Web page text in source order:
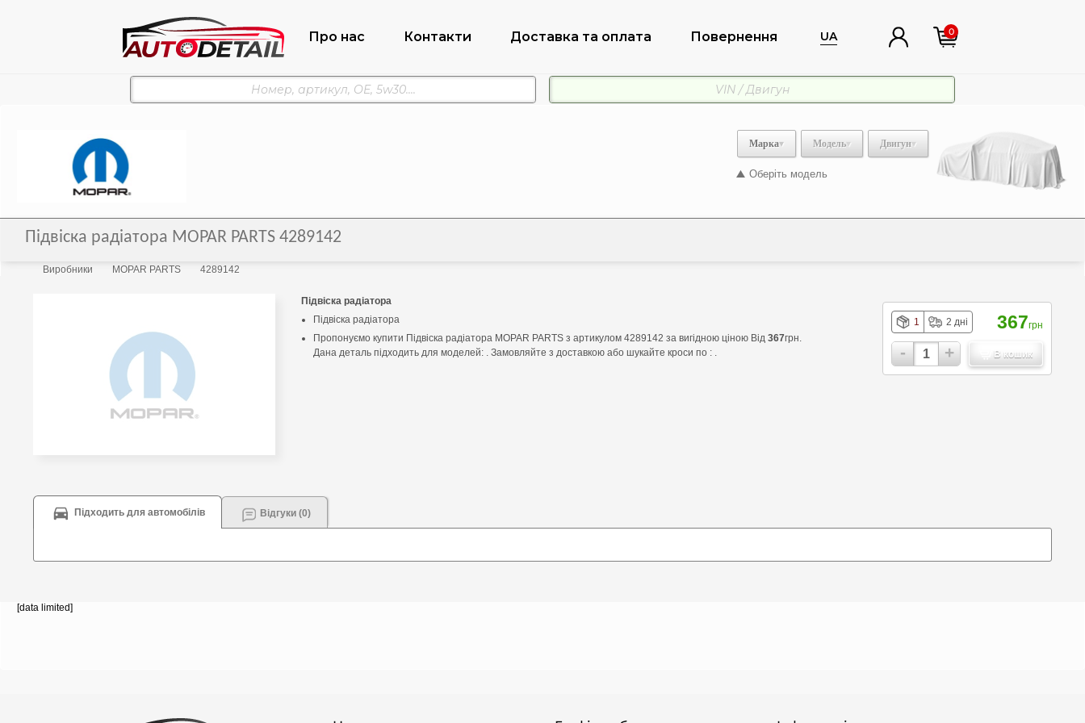
Про нас Контакти Доставка та оплата Повернення UA 0
Марка Модель Двигун
Оберіть модель
Підвіска радіатора MOPAR PARTS 4289142
Виробники MOPAR PARTS 4289142
Підвіска радіатора
Підвіска радіатора
Пропонуємо купити Підвіска радіатора MOPAR PARTS з артикулом 4289142 за вигідною ціною Від 367грн.
Дана деталь підходить для моделей: . Замовляйте з доставкою або шукайте кроси по : .
1 2 дні 367грн
- + В кошик
Підходить для автомобілів Відгуки (0)
[data limited]